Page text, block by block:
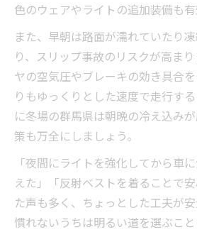
色のウェアやライトの追加装備も有
また、早朝は路面が濡れていたり
り、スリップ事故のリスクが高ま
ヤの空気圧やブレーキの効き具合
りもゆっくりとした速度で走行す
に冬場の群馬県は朝晩の冷え込み
策も万全にしましょう。
「夜間にライトを強化してから車
えた」「反射ベストを着ることで
た声も多く、ちょっとした工夫が安
慣れないうちは明るい道を選ぶこと